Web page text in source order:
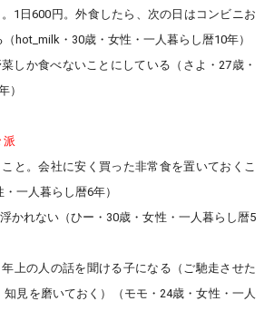
1日600円。外食したら、次の日はコンビニお
hot_milk・30歳・女性・一人暮らし暦10年）
しか食べないことにしている（さよ・27歳・
）
派
こと。会社に安く買った非常食を置いておくこ
一人暮らし暦6年）
かれない（ひー・30歳・女性・一人暮らし暦5
年上の人の話を聞ける子になる （ご馳走させた
見を磨いておく）（モモ・24歳・女性・一人